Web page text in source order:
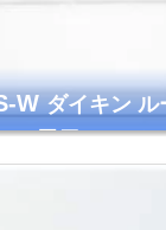
Wダイキン ル
6畳用 ホワイ